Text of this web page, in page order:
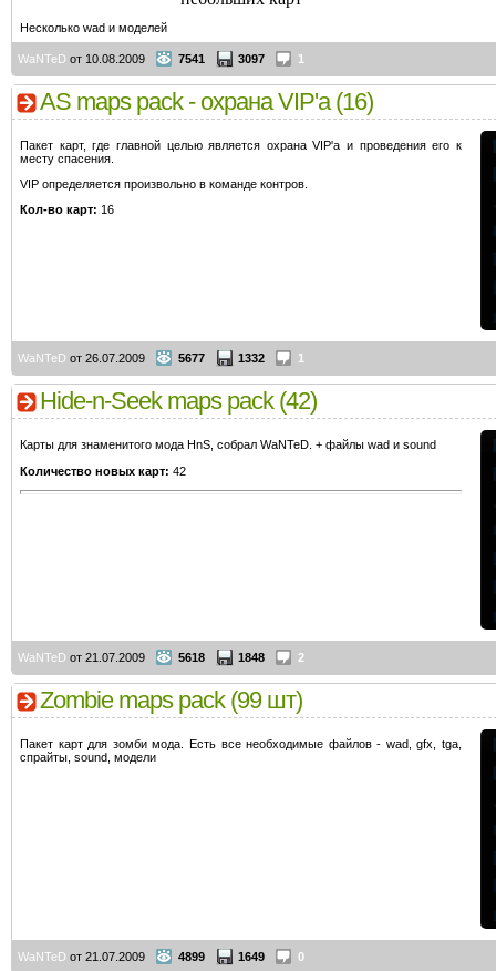
Несколько wad и моделей
WaNTeD от 10.08.2009 7541 3097 1
AS maps pack - охрана VIP'а (16)
Пакет карт, где главной целью является охрана VIP'а и проведения его к
месту спасения.
VIP определяется произвольно в команде контров.
Кол-во карт: 16
WaNTeD от 26.07.2009 5677 1332 1
Hide-n-Seek maps pack (42)
Карты для знаменитого мода HnS, собрал WaNTeD. + файлы wad и sound
Количество новых карт: 42
WaNTeD от 21.07.2009 5618 1848 2
Zombie maps pack (99 шт)
Пакет карт для зомби мода. Есть все необходимые файлов - wad, gfx, tga,
спрайты, sound, модели
WaNTeD от 21.07.2009 4899 1649 0